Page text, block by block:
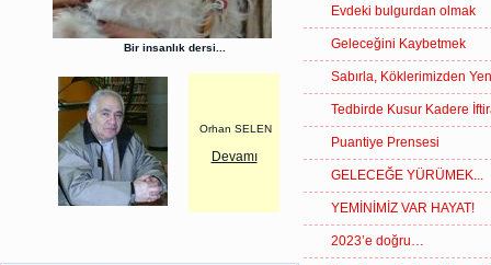
Bir insanlık dersi...
Orhan SELEN
Devamı
Evdeki bulgurdan olmak
Geleceğini Kaybetmek
Sabırla, Köklerimizden
Tedbirde Kusur Kadere
Puantiye Prensesi
GELECEĞE YÜRÜMEK...
YEMİNİMİZ VAR HAYAT!
2023’e doğru…